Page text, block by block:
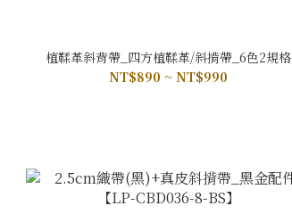
植鞣革斜背帶_四方植鞣革/斜揹帶_6色2規格
NT$890 ~ NT$990